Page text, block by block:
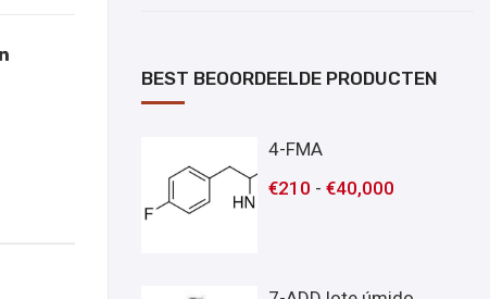
BEST BEOORDEELDE PRODUCTEN
4-FMA
€210 -€40,000